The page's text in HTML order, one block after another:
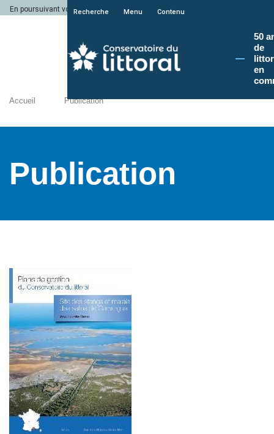
En poursuivant votre navigation sur le site du Conservatoire du littoral, vous
Recherche Menu Contenu
50
de
en
Accueil Publication
Publication